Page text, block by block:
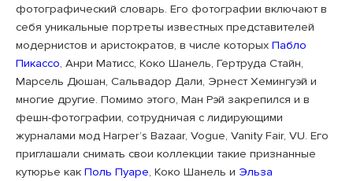
фотографический словарь. Его фотографии включают в
себя уникальные портреты известных представителей
модернистов и аристократов, в числе которых Пабло
Пикассо, Анри Матисс, Коко Шанель, Гертруда Стайн,
Марсель Дюшан, Сальвадор Дали, Эрнест Хемингуэй и
многие другие. Помимо этого, Ман Рэй закрепился и в
фешн-фотографии, сотрудничая с лидирующими
журналами мод Harper’s Bazaar, Vogue, Vanity Fair, VU. Его
приглашали снимать свои коллекции такие признанные
кутюрье как Поль Пуаре, Коко Шанель и Эльза